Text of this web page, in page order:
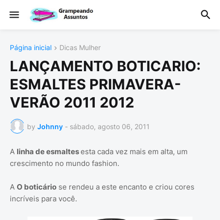
Página inicial Dicas Mulher
LANÇAMENTO BOTICARIO:
ESMALTES PRIMAVERA-
VERÃO 2011 2012
by Johnny - sábado, agosto 06, 2011
A linha de esmaltesesta cada vez mais em alta, um
crescimento no mundo fashion.
A O boticário se rendeu a este encanto e criou cores
incríveis para você.